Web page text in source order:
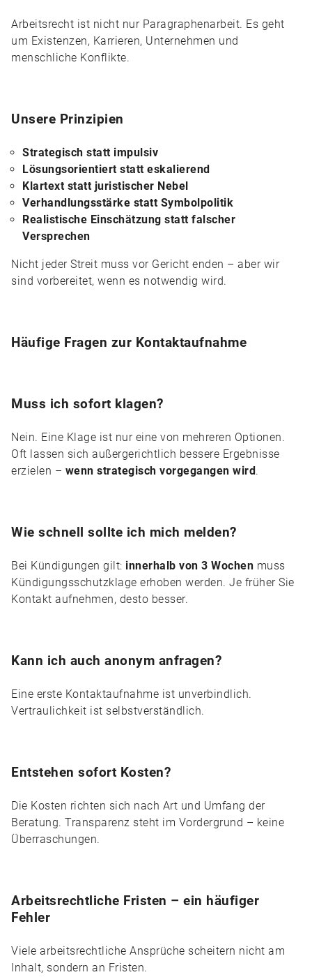
Arbeitsrecht ist nicht nur Paragraphenarbeit. Es geht
um Existenzen, Karrieren, Unternehmen und
menschliche Konflikte.
Unsere Prinzipien
Strategisch statt impulsiv
Lösungsorientiert statt eskalierend
Klartext statt juristischer Nebel
Verhandlungsstärke statt Symbolpolitik
Realistische Einschätzung statt falscher
Versprechen
Nicht jeder Streit muss vor Gericht enden – aber wir
sind vorbereitet, wenn es notwendig wird.
Häufige Fragen zur Kontaktaufnahme
Muss ich sofort klagen?
Nein. Eine Klage ist nur eine von mehreren Optionen.
Oft lassen sich außergerichtlich bessere Ergebnisse
erzielen – wenn strategisch vorgegangen wird .
Wie schnell sollte ich mich melden?
Bei Kündigungen gilt: innerhalb von 3 Wochen muss
Kündigungsschutzklage erhoben werden. Je früher Sie
Kontakt aufnehmen, desto besser.
Kann ich auch anonym anfragen?
Eine erste Kontaktaufnahme ist unverbindlich.
Vertraulichkeit ist selbstverständlich.
Entstehen sofort Kosten?
Die Kosten richten sich nach Art und Umfang der
Beratung. Transparenz steht im Vordergrund – keine
Überraschungen.
Arbeitsrechtliche Fristen – ein häufiger
Fehler
Viele arbeitsrechtliche Ansprüche scheitern nicht am
Inhalt, sondern an Fristen.